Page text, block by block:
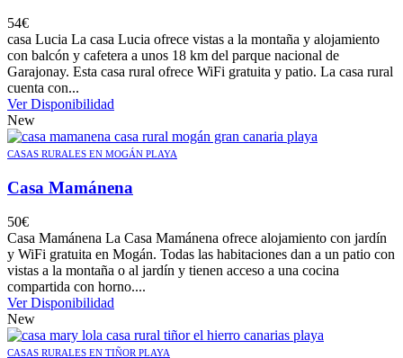
54€
casa Lucia La casa Lucia ofrece vistas a la montaña y alojamiento
con balcón y cafetera a unos 18 km del parque nacional de
Garajonay. Esta casa rural ofrece WiFi gratuita y patio. La casa rural
cuenta con...
Ver Disponibilidad
New
CASAS RURALES EN MOGÁN PLAYA
Casa Mamánena
50€
Casa Mamánena La Casa Mamánena ofrece alojamiento con jardín
y WiFi gratuita en Mogán. Todas las habitaciones dan a un patio con
vistas a la montaña o al jardín y tienen acceso a una cocina
compartida con horno....
Ver Disponibilidad
New
CASAS RURALES EN TIÑOR PLAYA